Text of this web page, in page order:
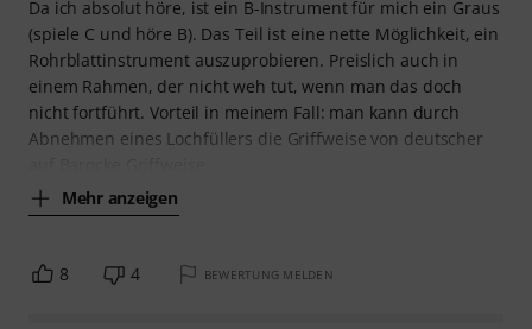
Da ich absolut höre, ist ein B-Instrument für mich ein Graus
(spiele C und höre B). Das Teil ist eine nette Möglichkeit, ein
Rohrblattinstrument auszuprobieren. Preislich auch in
einem Rahmen, der nicht weh tut, wenn man das doch
nicht fortführt. Vorteil in meinem Fall: man kann durch
Abnehmen eines Lochfüllers die Griffweise von deutscher
Mehr anzeigen
8 4 BEWERTUNG MELDEN